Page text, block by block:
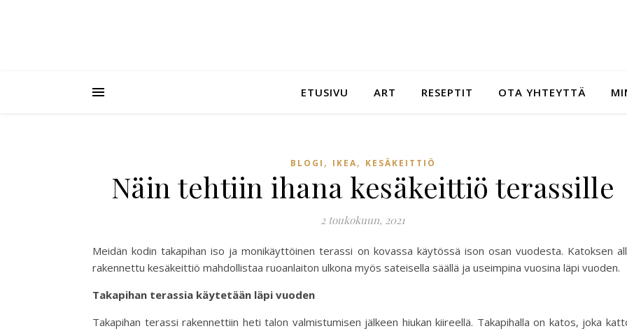
ETUSIVU ART RESEPTIT OTA YHTEYTTÄ
BLOGI , IKEA, KESÄKEITTIÖ
Näin tehtiin ihana kesäkeittiö terassille
2 toukokuun, 2021
Meidän kodin takapihan iso ja monikäyttöinen terassi on kovassa käytössä ison osan vuodesta. Katoksen
rakennettu kesäkeittiö mahdollistaa ruoanlaiton ulkona myös sateisella säällä ja useimpina vuosina läpi vuoden.
Takapihan terassia käytetään läpi vuoden
Takapihan te­ras­si ra­ken­net­tiin heti talon valmistumisen jälkeen hiukan kiireellä. Takapihalla on katos, joka